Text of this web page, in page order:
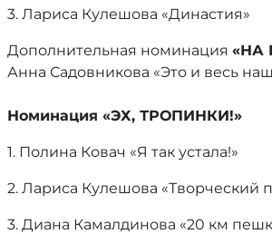
3. Лариса Кулешова «Династия»
Дополнительная номинация «НА
Анна Садовникова «Это и весь
Номинация «ЭХ, ТРОПИНКИ!»
1. Полина Ковач «Я так устала!»
2. Лариса Кулешова «Творческий
3. Диана Камалдинова «20 км